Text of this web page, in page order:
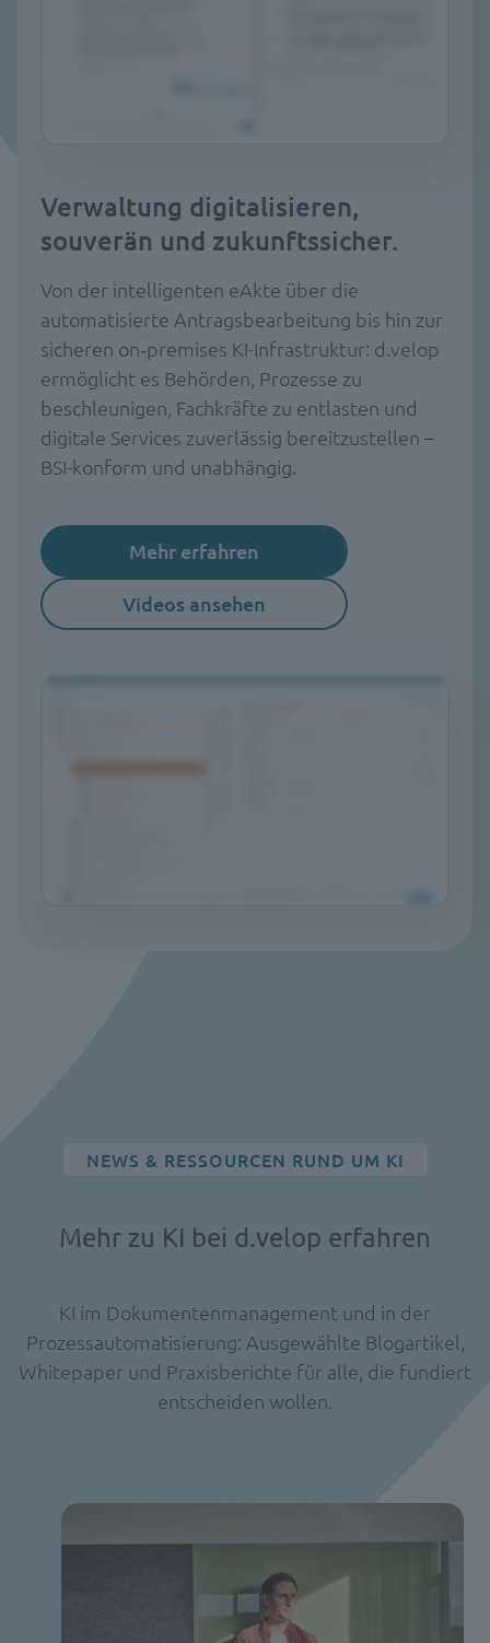
Verwaltung digitalisieren,
souverän und zukunftssicher.
Von der intelligenten eAkte über die
automatisierte Antragsbearbeitung bis hin zur
sicheren on‑premises KI-Infrastruktur: d.velop
ermöglicht es Behörden, Prozesse zu
beschleunigen, Fachkräfte zu entlasten und
digitale Services zuverlässig bereitzustellen –
BSI-konform und unabhängig.
Mehr erfahren
Videos ansehen
NEWS & RESSOURCEN RUND UM KI
Mehr zu KI bei d.velop erfahren
KI im Dokumentenmanagement und in der
Prozessautomatisierung: Ausgewählte Blogartikel,
Whitepaper und Praxisberichte für alle, die fundiert
entscheiden wollen.